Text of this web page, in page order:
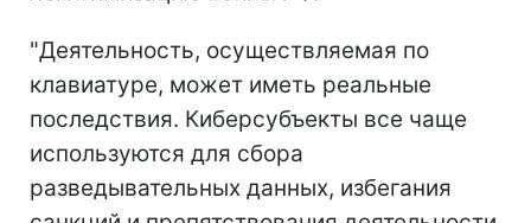
"Деятельность, осуществляемая по
клавиатуре, может иметь реальные
последствия. Киберсубъекты все чаще
используются для сбора
разведывательных данных, избегания